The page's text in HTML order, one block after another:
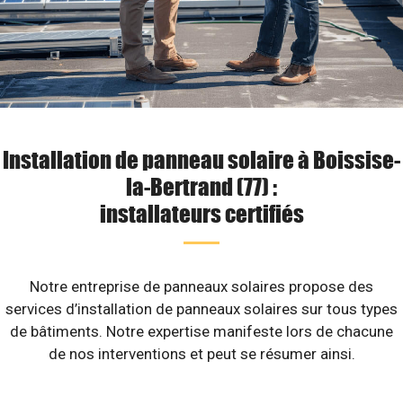
Installation de panneau solaire à Boissise-
la-Bertrand (77) :
installateurs certifiés
Notre entreprise de panneaux solaires propose des
services d’installation de panneaux solaires sur tous types
de bâtiments. Notre expertise manifeste lors de chacune
de nos interventions et peut se résumer ainsi.